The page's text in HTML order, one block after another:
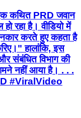
कथित PRD जवान
रहा है। वीडियो में
करते हुए कहता है
हालांकि, इस
संबंधित विभाग की
नहीं आया है। . . .
#ViralVideo